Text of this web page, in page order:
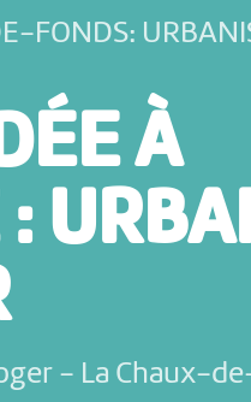
FONDS:
À
:
- La Chaux-